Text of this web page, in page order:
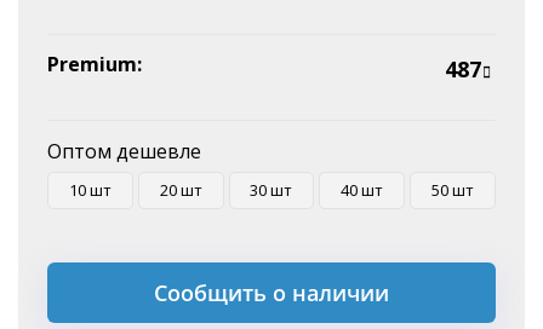
Premium: 487
Оптом дешевле
10 шт 20 шт 30 шт 40 шт 50 шт
Сообщить о наличии